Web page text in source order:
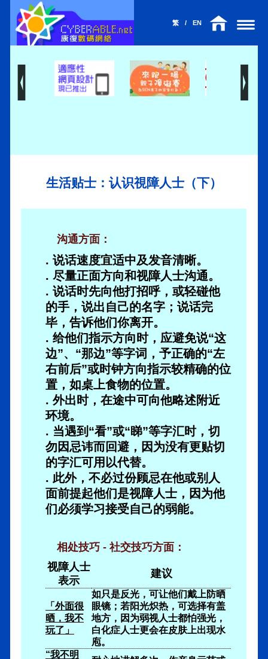
繁 / EN
生活贴士：认识視障人士（下）
沟通方面：
. 说话速度宜适中及发音清晰。
. 尽量正面方向和视障人士沟通。
. 说话时先向他打招呼，或轻碰他
的手，说出自己的名字；说话完
毕，告诉他们你离开。
. 给他们指示方向时，应避免说“这
边”、“那边”等字词，予正确的“左
右前后”或时钟方向指示较精确的位
置，如桌上食物的位置。
. 外出时，在途中可向他略述附近
环境。
. 当遇到“看”或“睇”等字汇时，切
勿因忌讳而回避，因为没有更贴切
的字汇可用以代替。
. 此外，不必过份顾忌在他或别人
面前提起他们是视障人士，因为他
们必须学习接受自己的弱能。
相处技巧 - 社交技巧方面：
视障人士
表示
建议
「外面很
晒，我不
玩了」
如只是反光，可让他们戴上防晒
眼镜；若阳光炽热，可选择有盖
地方，因为弱视人士都怕强光，
白化症人士更会在皮肤上出现水
庖。
“我不明